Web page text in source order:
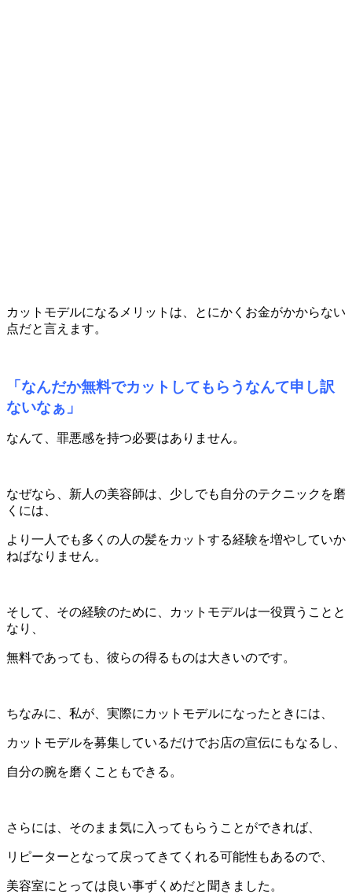
カットモデルになるメリットは、とにかくお金がかからない
点だと言えます。
「なんだか無料でカットしてもらうなんて申し訳
ないなぁ」
なんて、罪悪感を持つ必要はありません。
なぜなら、新人の美容師は、少しでも自分のテクニックを磨
くには、
より一人でも多くの人の髪をカットする経験を増やしていか
ねばなりません。
そして、その経験のために、カットモデルは一役買うことと
なり、
無料であっても、彼らの得るものは大きいのです。
ちなみに、私が、実際にカットモデルになったときには、
カットモデルを募集しているだけでお店の宣伝にもなるし、
自分の腕を磨くこともできる。
さらには、そのまま気に入ってもらうことができれば、
リピーターとなって戻ってきてくれる可能性もあるので、
美容室にとっては良い事ずくめだと聞きました。